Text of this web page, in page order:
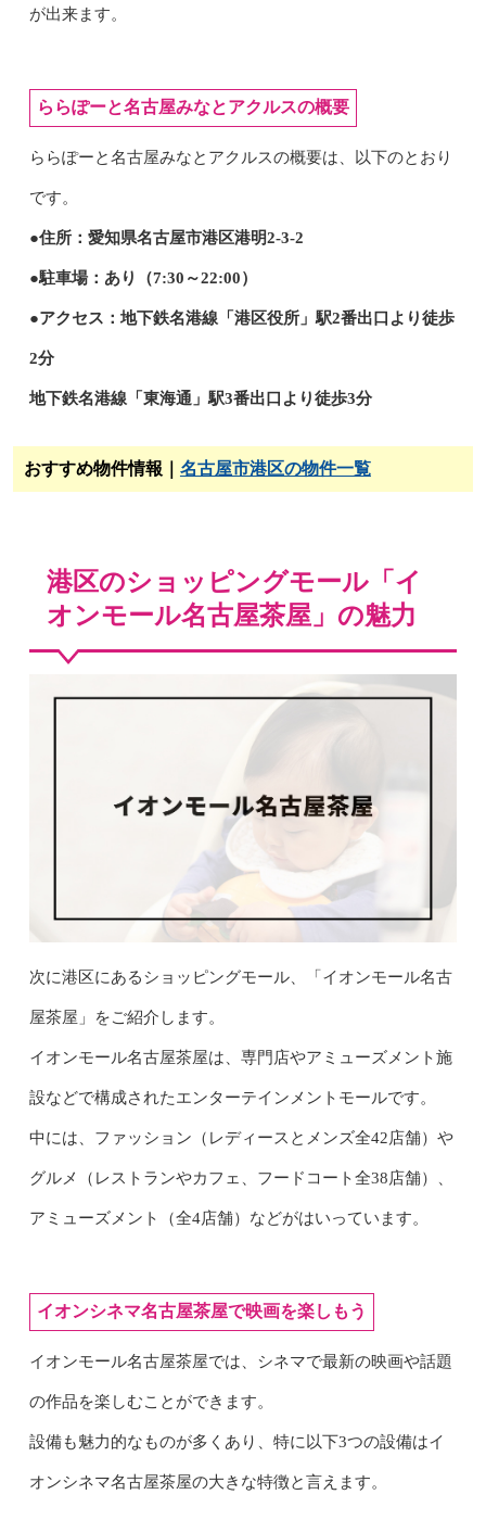
が出来ます。
ららぽーと名古屋みなとアクルスの概要
ららぽーと名古屋みなとアクルスの概要は、以下のとおり
です。
●住所：愛知県名古屋市港区港明2-3-2
●駐車場：あり（7:30～22:00）
●アクセス：地下鉄名港線「港区役所」駅2番出口より徒歩
2分
地下鉄名港線「東海通」駅3番出口より徒歩3分
おすすめ物件情報｜ 名古屋市港区の物件一覧
港区のショッピングモール「イ
オンモール名古屋茶屋」の魅力
次に港区にあるショッピングモール、「イオンモール名古
屋茶屋」をご紹介します。
イオンモール名古屋茶屋は、専門店やアミューズメント施
設などで構成されたエンターテインメントモールです。
中には、ファッション（レディースとメンズ全42店舗）や
グルメ（レストランやカフェ、フードコート全38店舗）、
アミューズメント（全4店舗）などがはいっています。
イオンシネマ名古屋茶屋で映画を楽しもう
イオンモール名古屋茶屋では、シネマで最新の映画や話題
の作品を楽しむことができます。
設備も魅力的なものが多くあり、特に以下3つの設備はイ
オンシネマ名古屋茶屋の大きな特徴と言えます。